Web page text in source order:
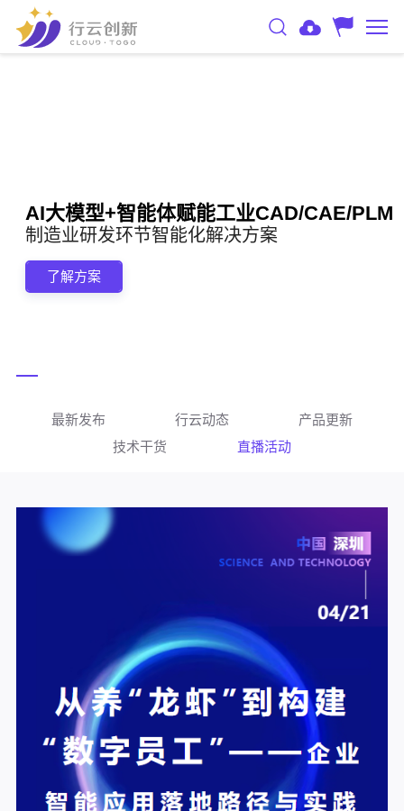
AI大模型+智能体赋能工业CAD/CAE/PLM
制造业研发环节智能化解决方案
了解方案
最新发布 行云动态
产品更新
技术干货
直播活动